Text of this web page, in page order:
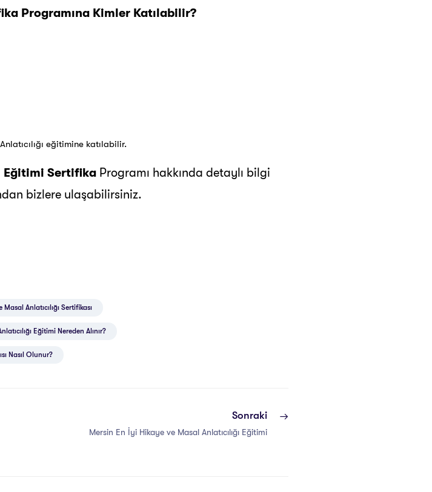
Programına Kimler Katılabilir?
eğitimine katılabilir.
Eğitimi Sertifika Programı hakkında detaylı bilgi
bizlere ulaşabilirsiniz.
Anlatıcılığı Sertifikası
Eğitimi Nereden Alınır?
Nasıl Olunur?
Sonraki
Mersin En İyi Hikaye ve Masal Anlatıcılığı Eğitimi